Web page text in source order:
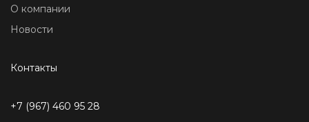
О компании
Новости
Контакты
+7 (967) 460 95 28